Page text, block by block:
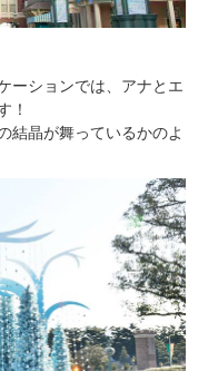
ーションでは、アナとエ
！
結晶が舞っているかのよ